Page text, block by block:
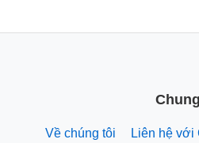
Chung
Về chúng tôi Liên hệ với